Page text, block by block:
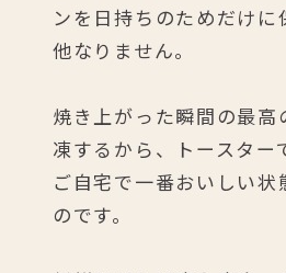
ンを日持ちのためだけに
他なりません。
焼き上がった瞬間の最高
凍するから、
トースター
ご自宅で一番おいしい状
のです。